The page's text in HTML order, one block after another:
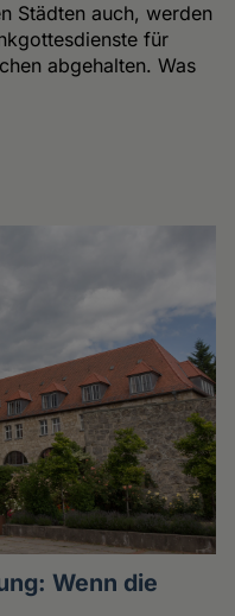
Städten auch, werden
für
abgehalten. Was
Wenn die